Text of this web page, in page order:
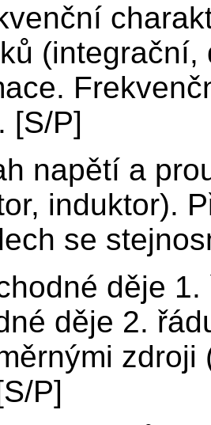
[S/P]
napětí a
induktor).
se
děje
děje 2.
P]